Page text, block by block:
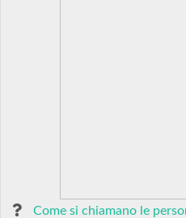
Come si chiamano le